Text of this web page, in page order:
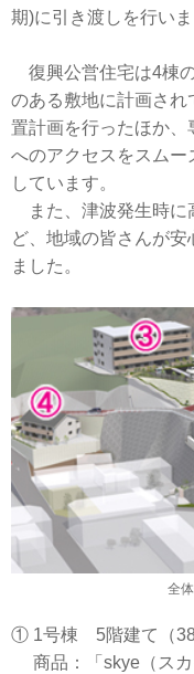
期)に引き渡しを行いま
復興公営住宅は4棟
のある敷地に計画さ
置計画を行ったほか
へのアクセスをスム
しています。
また、津波発生時に
ど、地域の皆さんが
ました。
全
① 1号棟 5階建て（38
商品：「skye（スカ